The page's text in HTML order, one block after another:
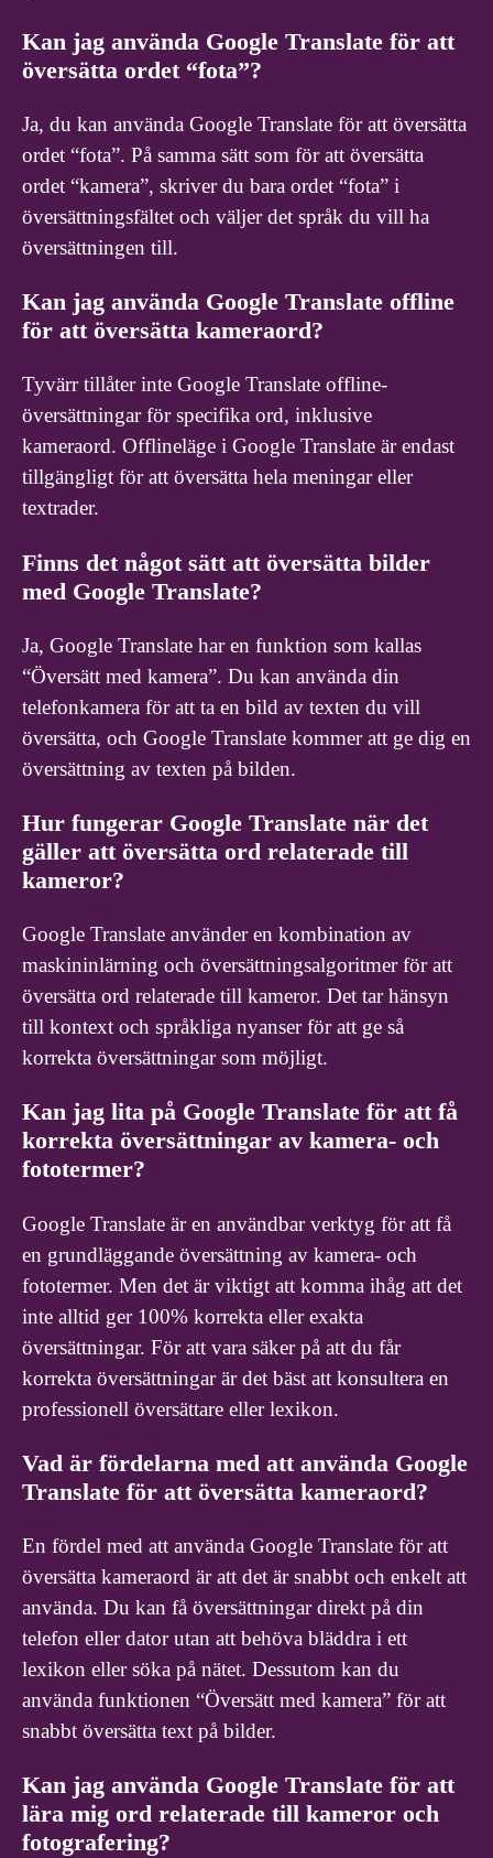
Kan jag använda Google Translate för att
översätta ordet “fota”?
Ja, du kan använda Google Translate för att översätta
ordet “fota”. På samma sätt som för att översätta
ordet “kamera”, skriver du bara ordet “fota” i
översättningsfältet och väljer det språk du vill ha
översättningen till.
Kan jag använda Google Translate offline
för att översätta kameraord?
Tyvärr tillåter inte Google Translate offline-
översättningar för specifika ord, inklusive
kameraord. Offlineläge i Google Translate är endast
tillgängligt för att översätta hela meningar eller
textrader.
Finns det något sätt att översätta bilder
med Google Translate?
Ja, Google Translate har en funktion som kallas
“Översätt med kamera”. Du kan använda din
telefonkamera för att ta en bild av texten du vill
översätta, och Google Translate kommer att ge dig en
översättning av texten på bilden.
Hur fungerar Google Translate när det
gäller att översätta ord relaterade till
kameror?
Google Translate använder en kombination av
maskininlärning och översättningsalgoritmer för att
översätta ord relaterade till kameror. Det tar hänsyn
till kontext och språkliga nyanser för att ge så
korrekta översättningar som möjligt.
Kan jag lita på Google Translate för att få
korrekta översättningar av kamera- och
fototermer?
Google Translate är en användbar verktyg för att få
en grundläggande översättning av kamera- och
fototermer. Men det är viktigt att komma ihåg att det
inte alltid ger 100% korrekta eller exakta
översättningar. För att vara säker på att du får
korrekta översättningar är det bäst att konsultera en
professionell översättare eller lexikon.
Vad är fördelarna med att använda Google
Translate för att översätta kameraord?
En fördel med att använda Google Translate för att
översätta kameraord är att det är snabbt och enkelt att
använda. Du kan få översättningar direkt på din
telefon eller dator utan att behöva bläddra i ett
lexikon eller söka på nätet. Dessutom kan du
använda funktionen “Översätt med kamera” för att
snabbt översätta text på bilder.
Kan jag använda Google Translate för att
lära mig ord relaterade till kameror och
fotografering?